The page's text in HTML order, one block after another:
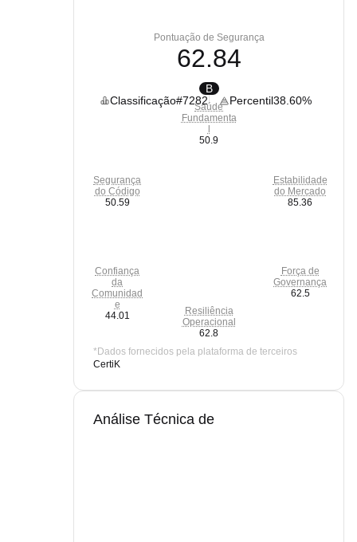
Pontuação de Segurança
62.84
B
Classificação#7282 Percentil38.60%
Saúde
Fundamenta
50.9
Segurança
do Código
50.59
Confiança
da
Comunidad
e
44.01
Resiliência
Operacional
62.8
Força de
Governança
62.5
Estabilidade
do Mercado
85.36
*Dados fornecidos pela plataforma de terceiros
CertiK
Análise Técnica de